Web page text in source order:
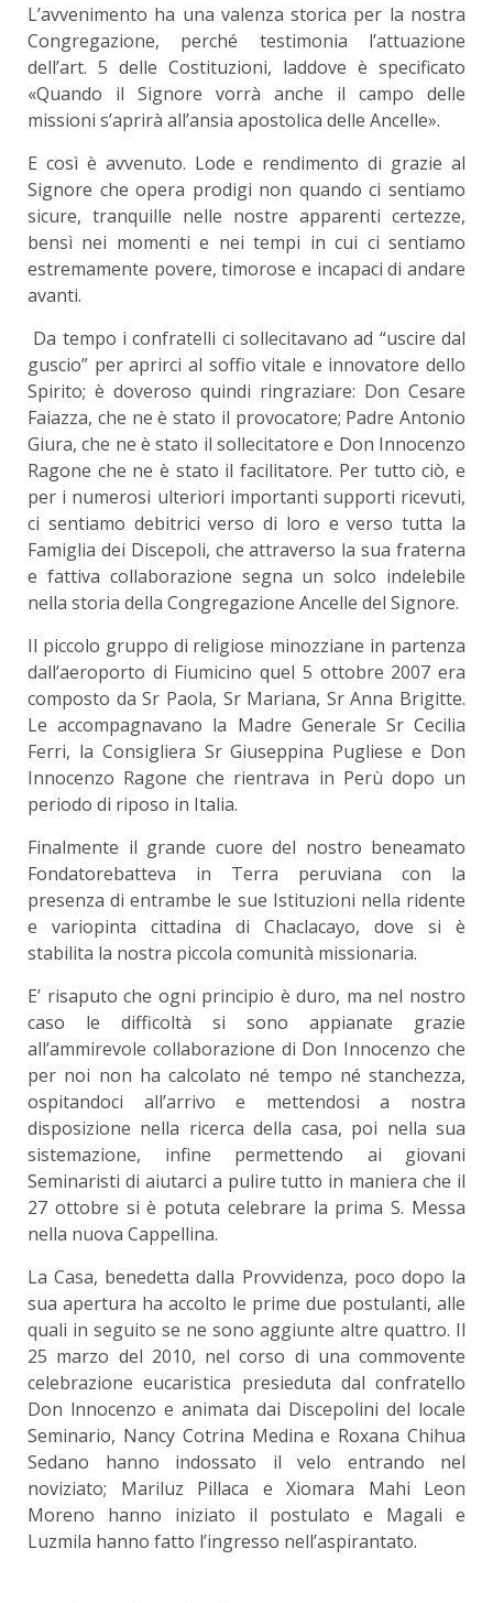
L’avvenimento ha una valenza storica per la nostra
Congregazione, perché testimonia l’attuazione
dell’art. 5 delle Costituzioni, laddove è specificato
«Quando il Signore vorrà anche il campo delle
missioni s’aprirà all’ansia apostolica delle Ancelle».
E così è avvenuto. Lode e rendimento di grazie al
Signore che opera prodigi non quando ci sentiamo
sicure, tranquille nelle nostre apparenti certezze,
bensì nei momenti e nei tempi in cui ci sentiamo
estremamente povere, timorose e incapaci di andare
avanti.
Da tempo i confratelli ci sollecitavano ad “uscire dal
guscio” per aprirci al soffio vitale e innovatore dello
Spirito; è doveroso quindi ringraziare: Don Cesare
Faiazza, che ne è stato il provocatore; Padre Antonio
Giura, che ne è stato il sollecitatore e Don Innocenzo
Ragone che ne è stato il facilitatore. Per tutto ciò, e
per i numerosi ulteriori importanti supporti ricevuti,
ci sentiamo debitrici verso di loro e verso tutta la
Famiglia dei Discepoli, che attraverso la sua fraterna
e fattiva collaborazione segna un solco indelebile
nella storia della Congregazione Ancelle del Signore.
Il piccolo gruppo di religiose minozziane in partenza
dall’aeroporto di Fiumicino quel 5 ottobre 2007 era
composto da Sr Paola, Sr Mariana, Sr Anna Brigitte.
Le accompagnavano la Madre Generale Sr Cecilia
Ferri, la Consigliera Sr Giuseppina Pugliese e Don
Innocenzo Ragone che rientrava in Perù dopo un
periodo di riposo in Italia.
Finalmente il grande cuore del nostro beneamato
Fondatorebatteva in Terra peruviana con la
presenza di entrambe le sue Istituzioni nella ridente
e variopinta cittadina di Chaclacayo, dove si è
stabilita la nostra piccola comunità missionaria.
E’ risaputo che ogni principio è duro, ma nel nostro
caso le difficoltà si sono appianate grazie
all’ammirevole collaborazione di Don Innocenzo che
per noi non ha calcolato né tempo né stanchezza,
ospitandoci all’arrivo e mettendosi a nostra
disposizione nella ricerca della casa, poi nella sua
sistemazione, infine permettendo ai giovani
Seminaristi di aiutarci a pulire tutto in maniera che il
27 ottobre si è potuta celebrare la prima S. Messa
nella nuova Cappellina.
La Casa, benedetta dalla Provvidenza, poco dopo la
sua apertura ha accolto le prime due postulanti, alle
quali in seguito se ne sono aggiunte altre quattro. Il
25 marzo del 2010, nel corso di una commovente
celebrazione eucaristica presieduta dal confratello
Don lnnocenzo e animata dai Discepolini del locale
Seminario, Nancy Cotrina Medina e Roxana Chihua
Sedano hanno indossato il velo entrando nel
noviziato; Mariluz Pillaca e Xiomara Mahi Leon
Moreno hanno iniziato il postulato e Magali e
Luzmila hanno fatto l’ingresso nell’aspirantato.